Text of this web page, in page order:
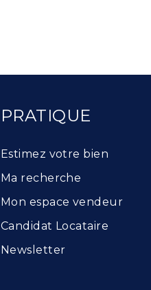
PRATIQUE
Estimez votre bien
Ma recherche
Mon espace vendeur
Candidat Locataire
Newsletter